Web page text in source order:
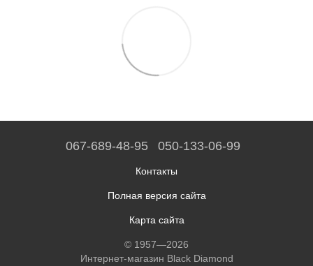
067-689-48-95 050-133-06-99
Контакты
Полная версия сайта
Карта сайта
© 1957—2026
Интернет-магазин Black Diamond